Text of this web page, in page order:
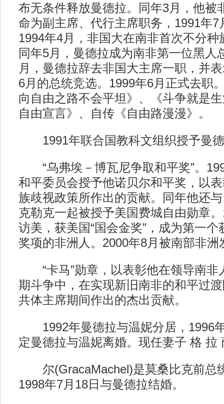
布无条件释放曼德拉。同年3月，他被
命为副主席、代行主席职务，1991年7
1994年4月，非国大在南非首次不分种
同年5月，曼德拉成为南非第一位黑人
月，曼德拉辞去非国大主席一职，并
6月的总统竞选。1999年6月正式去职
向自由之路不会平坦》、《斗争就是
自由宣言》、自传《自由路漫漫》。
1991年联合国教科文组织授予曼
“乌弗埃－博瓦尼争取和平奖”。
和平委员会授予他诺贝尔和平奖，以
族歧视政策所作出的贡献。同年他还
克勒克一起被授予美国费城自由勋章
访美，获美国“国会金奖”，成为第一
奖项的非洲人。2000年8月被南部非洲
“卡马”勋章，以表彰他在领导南非
期斗争中，在实现新旧南非的和平过
共体主席期间作出的杰出贡献。
1992年曼德拉与温妮分居，1996
定曼德拉与温妮离婚。现任妻子 格 拉
尔(GracaMachel)是莫桑比克前总
1998年7月18日与曼德拉结婚。